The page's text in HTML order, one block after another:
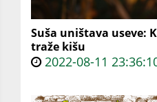
Suša uništava useve:
traže kišu
2022-08-11